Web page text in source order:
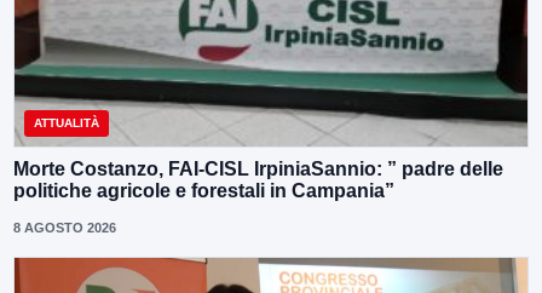
ATTUALITÀ
Morte Costanzo, FAI-CISL IrpiniaSannio: ” padre delle
politiche agricole e forestali in Campania”
8 AGOSTO 2026